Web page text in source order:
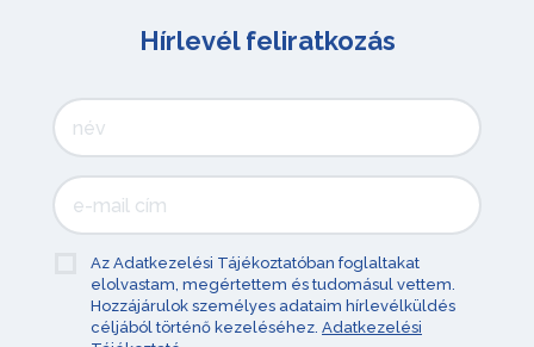
Hírlevél feliratkozás
Az Adatkezelési Tájékoztatóban foglaltakat
elolvastam, megértettem és tudomásul vettem.
Hozzájárulok személyes adataim hírlevélküldés
céljából történő kezeléséhez. Adatkezelési